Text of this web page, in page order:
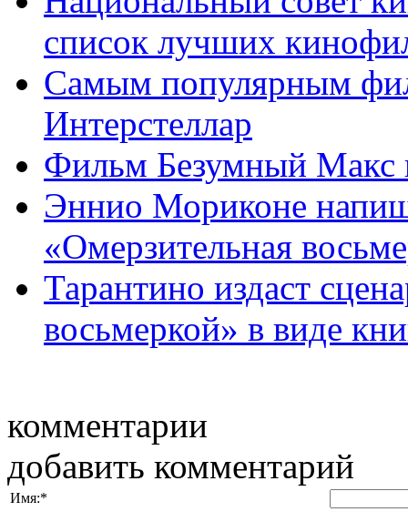
список лучших
Самым популярным
Интерстеллар
Фильм Безумный Макс
Эннио Мориконе
«Омерзительная
Тарантино издаст
восьмеркой» в виде
комментарии
добавить комментарий
Имя:*